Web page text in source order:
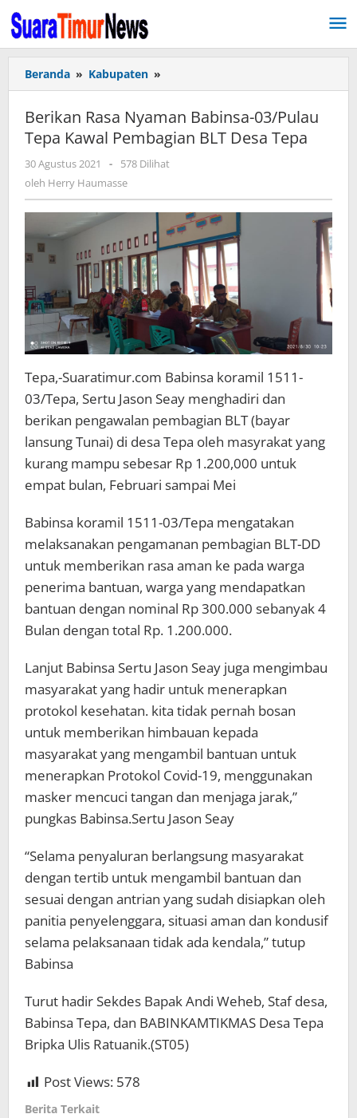
Lewati
ke
konten
Beranda » Kabupaten »
Rasa
Babinsa-
03/Pulau
Tepa
Desa
Tepa
Berikan Rasa Nyaman Babinsa-03/Pulau
Tepa Kawal Pembagian BLT Desa Tepa
30 Agustus 2021
oleh
Herry
-
578 Dilihat
oleh Herry Haumasse
Tepa,-Suaratimur.com Babinsa koramil 1511-
03/Tepa, Sertu Jason Seay menghadiri dan
berikan pengawalan pembagian BLT (bayar
lansung Tunai) di desa Tepa oleh masyrakat yang
kurang mampu sebesar Rp 1.200,000 untuk
empat bulan, Februari sampai Mei
Babinsa koramil 1511-03/Tepa mengatakan
melaksanakan pengamanan pembagian BLT-DD
untuk memberikan rasa aman ke pada warga
penerima bantuan, warga yang mendapatkan
bantuan dengan nominal Rp 300.000 sebanyak 4
Bulan dengan total Rp. 1.200.000.
Lanjut Babinsa Sertu Jason Seay juga mengimbau
masyarakat yang hadir untuk menerapkan
protokol kesehatan. kita tidak pernah bosan
untuk memberikan himbauan kepada
masyarakat yang mengambil bantuan untuk
menerapkan Protokol Covid-19, menggunakan
masker mencuci tangan dan menjaga jarak,”
pungkas Babinsa.Sertu Jason Seay
“Selama penyaluran berlangsung masyarakat
dengan tertib untuk mengambil bantuan dan
sesuai dengan antrian yang sudah disiapkan oleh
panitia penyelenggara, situasi aman dan kondusif
selama pelaksanaan tidak ada kendala,” tutup
Babinsa
Turut hadir Sekdes Bapak Andi Weheb, Staf desa,
Babinsa Tepa, dan BABINKAMTIKMAS Desa Tepa
Bripka Ulis Ratuanik.(ST05)
Post Views: 578
Berita Terkait